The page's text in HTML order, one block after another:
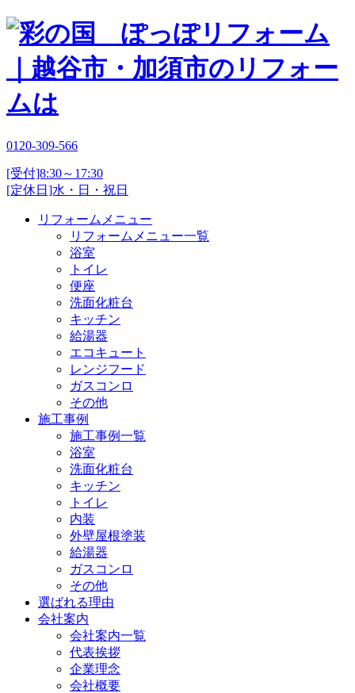
0120-309-566
[受付]8:30～17:30
[定休日]水・日・祝日
リフォームメニュー
リフォームメニュー一覧
浴室
トイレ
便座
洗面化粧台
キッチン
給湯器
エコキュート
レンジフード
ガスコンロ
その他
施工事例
施工事例一覧
浴室
洗面化粧台
キッチン
トイレ
内装
外壁屋根塗装
給湯器
ガスコンロ
その他
選ばれる理由
会社案内
会社案内一覧
代表挨拶
企業理念
会社概要